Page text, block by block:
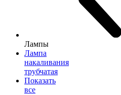
Лампы
Лампа
накаливания
трубчатая
Показать
все